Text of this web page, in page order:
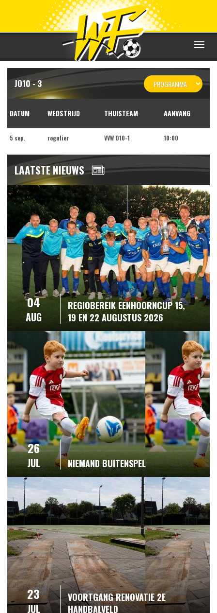
Toggle
JO10 - 3
DATUM WEDSTRIJD THUISTEAM AANVANG
5 sep. regulier VVW O10-1 10:00
LAATSTE NIEUWS
04
AUG
REGIOBEREIK EENHOORNCUP 15,
19 EN 22 AUGUSTUS 2026
26
JUL NIEMAND BUITENSPEL
23
JUL
VOORTGANG RENOVATIE 2E
HANDBALVELD